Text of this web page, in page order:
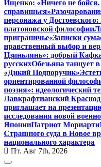
Ищенко: «Ничего не
справишься»
персонажа у
платоновской философии
приграничье«Записки
нравственный выбор и
Цзиньлянь»: добрый
русскихОбезьяна танцует
«Дикий Подпоручик»
ориентированной
поэзия»: идеологический
Лавкрафтианский
приглашает на
исследования новой
ЯпонииПатриот Мориарти
Страшного суда в Новое
национального характера
Пт. Авг 7th, 2026